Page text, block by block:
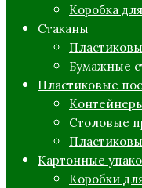
Коробка
Стаканы
Бумажные
Пластиковые
Столовые
Картонные
Коробки